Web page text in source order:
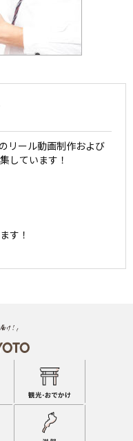
リール動画制作および
しています！
す！